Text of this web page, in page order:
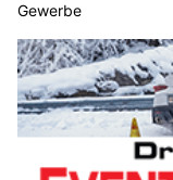
Gewerbe